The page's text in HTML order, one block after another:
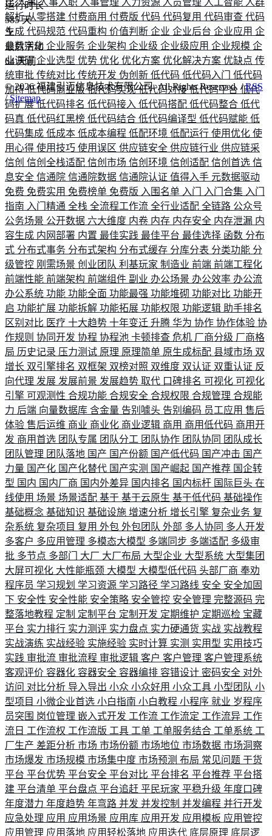
解析从零搭建 付费商用 付费版 代码 代码复用 代码审查 代码
生成 代码规范 代码重构 价值判断 企业 企业后台 企业应用 企
业数字化 企业服务 企业架构 企业级 企业级应用 企业规模 企
业调研企业选型 优势 优化 优化方案 优化解决方案 优缺点 传
统审批 传统对比 传统开发 伪创新 低代码 低代码入门 低代码
加持低代码商业版低代码实现低代码对接低代码平台 低代
码扩展低代码排名 低代码接入 低代码搭配 低代码整合 低代
码真 低代码红黑榜 低代码结合 低代码编译型 低代码赋能 低
代码集成 低成本 低成本编程 低配环境 低配运行 使用优化 使
用心得 使用技巧 使用误区 供应链安全 供应链行业 供应链采
信创 信创全栈适配 信创市场 信创环境 信创适配 信创首选 信
息安全 信通院 信通院数据 信通院认证 值得入手 元数据驱动
免费 免费实用 免费榜单 免费版 入围名单 入门 入门合集 入门
指南 入门精通 全栈 全流程工作流 全行业适配 全链路 公众号
公务场景 公开数据 六大维度 内卷 内存 内存安全 内存泄漏 内
容生成 内网部署 内置 最佳实践 最佳平台 最佳选择 函数 分布
式 分布式事务 分布式架构 分布式缓存 分库分表 分类功能 分
级管控 刚需场景 创业团队 利基玩家 制造业 前端 前端工程化
前端性能 前端架构 前端组件 副业 办公场景 办公效率 办公流
办公系统 功能 功能全面 功能最强 功能堆砌 功能对比 功能开
启 功能扩展 功能拆解 功能拓展 功能权限 功能逻辑 助手排名
区别对比 医疗 十大趋势 十年变迁 升腾 华为 协作 协作体验 协
作规则 协同开发 协程 协程池 卡顿排查 危机 厂商分级 厂商格
局 历史记录 压力测试 原理 原理简单 原生成标配 县域市场 双
增长 双引擎排名 双框架 双榜对照 双维度 双认证 双重认证 反
向代理 发展 发展前景 发展趋势 取代 口碑排名 可视化 可视化
引擎 可观测性 合规功能 合规安全 合规权限 合规管理 合规能
力 后端 向量数据库 含金量 告别噱头 告别编码 员工应用 售后
体验 售后运维 商业 商业化 商业逻辑 商用 商用低代码 商用开
发 商用首选 团队专属 团队分工 团队协作 团队协同 团队成长
团队管理 团队落地 国产 国产份额 国产低代码 国产冲击 国产
力量 国产化 国产化替代 国产实测 国产崛起 国产推荐 国企转
型 国内 国内厂商 国内外差异 国内排名 国内标杆 国际巨头 在
线使用 场景 场景适配 基于 基于云原生 基于低代码 基础操作
基础概念 基础知识 基础设施 增速分析 增长引擎 复杂业务 复
杂系统 复杂项目 复用 外包 外包团队 外部 多人协同 多人开发
多客户 多应用管理 多模态大模型 多端同步 多端适配 多级审
批 多节点 多部门 大厂 大厂布局 大型企业 大型系统 大型集团
大屏可视化 大性能瓶颈 大模型 大模型低代码 头部厂商 奉劝
程序员 学习规划 学习资源 学习路径 学习路线 安全 安全加固
下 安全性 安全性能 安全策略 安全管控 安全管理 完整源码 完
整落地教程 定制 定制平台 定制开发 定期维护 定期巡检 宝藏
平台 实力排行 实力测评 实力盘点 实力硬通货 实战 实战教程
实战演练 实战经验 实施经验 实时计算 实测 实用型 实用技巧
实践 审批流 审批流程 审批逻辑 客户 客户管理 客户管理系统
客观评价 容器化 容器安全 容器编排 容错设计 密码安全 对外
访问 对比分析 导入导出 小众 小众好用 小众工具 小型团队 小
型项目 小微企业首选 小白指南 小白教程 小程序 就业 岁程序
员突围 岗位管理 嵌入式开发 工作流 工作流定 工作流异 工作
流日 工作流权 工作流版 工具 工单 工单服务结合 工单系统 工
厂生产 差距分析 市场 市场份额 市场地位 市场数据 市场洞察
市场爆发 市场规模 市场集中度 市场预测 布局 常见问题 干货
平台 平台优势 平台安全 平台对比 平台排名 平台推荐 平台搭
建 平台清单 平台盘点 平台追赶 平民玩家 平稳升级 年度口碑
年度潜力 年度趋势 年弯路 并发 并发控制 并发编程 并行开发
应急处理 应用 应用场景 应用库 应用开发 应用模板 应用管控
应用管理 应用落地 应用轻松落地 应用迭代 底层原理 底层逻
运行时长
585 天
最后活动
64 天前
©2026福建引迈信息技术有限公司. All Rights Reserved. /RSS
/Sitemap